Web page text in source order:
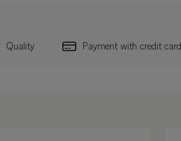
Quality Payment with credit card